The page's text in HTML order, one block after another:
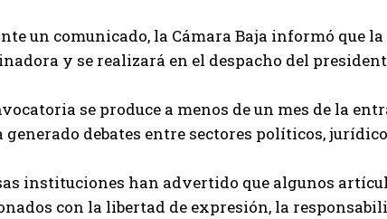
un comunicado, la Cámara Baja informó que
y se realizará en el despacho del
se produce a menos de un mes de la
generado debates entre sectores políticos,
instituciones han advertido que algunos
con la libertad de expresión, la